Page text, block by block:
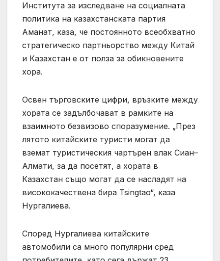
Института за изследване на социалната
политика на казахстанската партия
Аманат, каза, че постоянното всеобхватно
стратегическо партньорство между Китай
и Казахстан е от полза за обикновените
хора.
Освен търговските цифри, връзките между
хората се задълбочават в рамките на
взаимното безвизово споразумение. „През
лятото китайските туристи могат да
вземат туристическия чартърен влак Сиан–
Алмати, за да посетят, а хората в
Казахстан също могат да се насладят на
висококачествена бира Tsingtao“, каза
Нургалиева.
Според Нургалиева китайските
автомобили са много популярни сред